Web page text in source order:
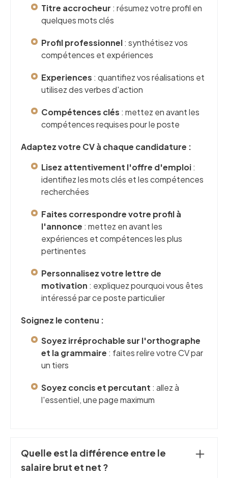
Titre accrocheur : résumez votre profil en
quelques mots clés
Profil professionnel: synthétisez vos
compétences et expériences
Experiences : quantifiez vos réalisations et
utilisez des verbes d'action
Compétences clés : mettez en avant les
compétences requises pour le poste
Adaptez votre CV à chaque candidature :
Lisez attentivement l'offre d'emploi:
identifiez les mots clés et les compétences
recherchées
Faites correspondre votre profil à
l'annonce : mettez en avant les
expériences et compétences les plus
pertinentes
Personnalisez votre lettre de
motivation : expliquez pourquoi vous êtes
intéressé par ce poste particulier
Soignez le contenu :
Soyez irréprochable sur l'orthographe
et la grammaire : faites relire votre CV par
un tiers
Soyez concis et percutant : allez à
l'essentiel, une page maximum
Quelle est la différence entre le
salaire brut et net ?